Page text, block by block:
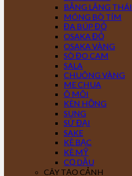
BẰNG LĂNG THÁI
MÓNG BÒ TÍM
ĐA BÚP ĐỎ
OSAKA ĐỎ
OSAKA VÀNG
SÒ ĐO CAM
SALA
CHUÔNG VÀNG
ME CHUA
Ô MÔI
KÈN HỒNG
SUNG
SỨ ĐẠI
SAKE
KÈ BẠC
KÈ MỸ
CỌ DẦU
CÂY TẠO CẢNH